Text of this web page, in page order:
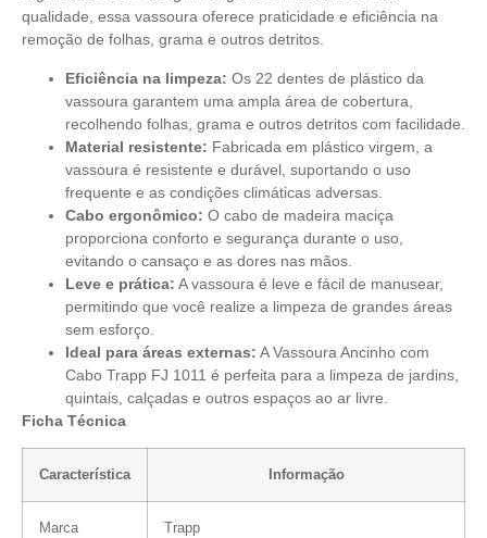
qualidade, essa vassoura oferece praticidade e eficiência na
remoção de folhas, grama e outros detritos.
Eficiência na limpeza: Os 22 dentes de plástico da
vassoura garantem uma ampla área de cobertura,
recolhendo folhas, grama e outros detritos com facilidade.
Material resistente: Fabricada em plástico virgem, a
vassoura é resistente e durável, suportando o uso
frequente e as condições climáticas adversas.
Cabo ergonômico: O cabo de madeira maciça
proporciona conforto e segurança durante o uso,
evitando o cansaço e as dores nas mãos.
Leve e prática: A vassoura é leve e fácil de manusear,
permitindo que você realize a limpeza de grandes áreas
sem esforço.
Ideal para áreas externas: A Vassoura Ancinho com
Cabo Trapp FJ 1011 é perfeita para a limpeza de jardins,
quintais, calçadas e outros espaços ao ar livre.
Ficha Técnica
Característica Informação
Marca Trapp